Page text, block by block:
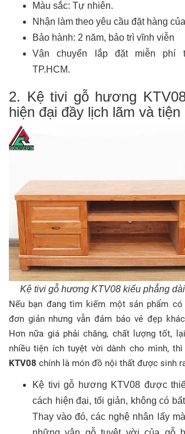
Màu sắc: Tự nhiên.
Nhận làm theo yêu cầu đặt hàng
Bảo hành: 2 năm, bảo trì vĩnh viễn
Vận chuyển lắp đặt miễn phí
TP.HCM.
2. Kệ tivi gỗ hương
hiện đại đầy lịch lãm và tiện
Kệ tivi gỗ hương KTV08 kiểu phẳng
Nếu bạn đang tìm kiếm một sản phẩm
đơn giản nhưng vẫn đảm bảo vẻ đẹp
Hơn nữa giá phải chăng, chất lượng tốt,
nhiều tiện ích tuyệt vời dành cho mình, thì
KTV08 chính là món đồ nội thất được sinh
Kệ tivi gỗ hương KTV08 được
cách hiện đại, tối giản, không có
Thay vào đó, các nghệ nhân lấy